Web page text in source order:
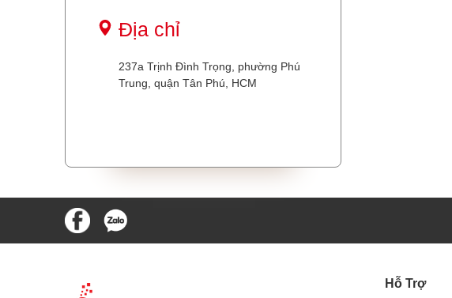
Địa chỉ
237a Trịnh Đình Trọng, phường Phú
Trung, quận Tân Phú, HCM
Hỗ Trợ